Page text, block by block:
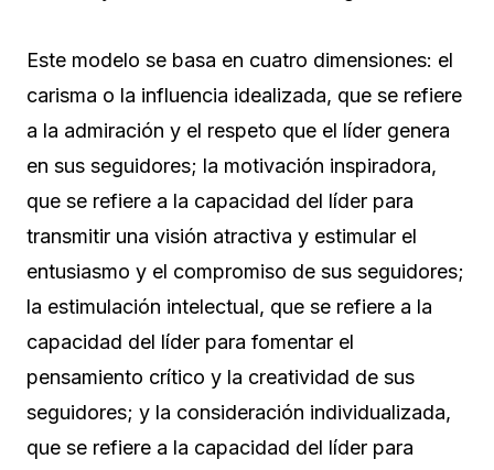
Este modelo se basa en cuatro dimensiones: el
carisma o la influencia idealizada, que se refiere
a la admiración y el respeto que el líder genera
en sus seguidores; la motivación inspiradora,
que se refiere a la capacidad del líder para
transmitir una visión atractiva y estimular el
entusiasmo y el compromiso de sus seguidores;
la estimulación intelectual, que se refiere a la
capacidad del líder para fomentar el
pensamiento crítico y la creatividad de sus
seguidores; y la consideración individualizada,
que se refiere a la capacidad del líder para